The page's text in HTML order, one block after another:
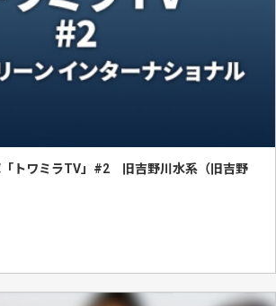
トワミラTV」#2 旧吉野川水系（旧吉野